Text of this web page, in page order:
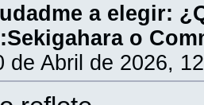
a elegir:
o
de Abril de 2026,